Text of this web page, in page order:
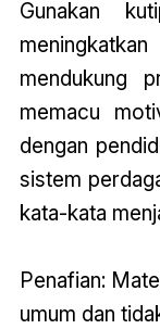
Gunakan
mendukung
memacu
dengan
sistem
kata-kata
Penafian:
umum dan